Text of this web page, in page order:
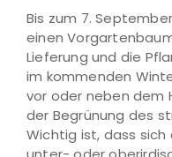
Bis zum 7.
einen
Lieferung und die
im kommenden
vor oder neben dem
der Begrünung des
Wichtig ist, dass